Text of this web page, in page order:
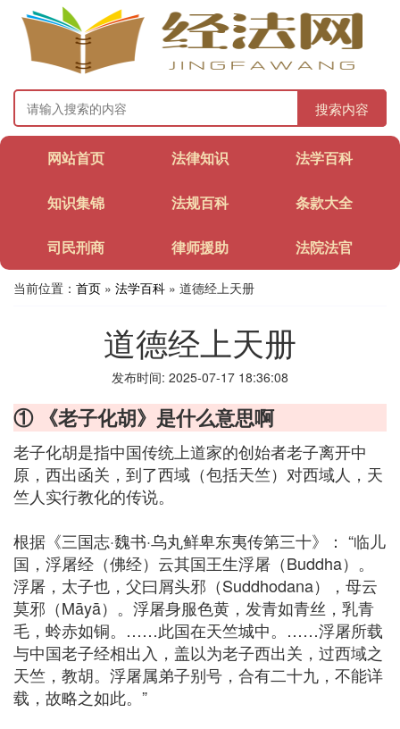
搜索内容
网站首页 法律知识 法学百科
知识集锦 法规百科 条款大全
司民刑商 律师援助 法院法官
当前位置： 首页 » 法学百科 » 道德经上天册
道德经上天册
发布时间: 2025-07-17 18:36:08
① 《老子化胡》是什么意思啊
老子化胡是指中国传统上道家的创始者老子离开中
原，西出函关，到了西域（包括天竺）对西域人，天
竺人实行教化的传说。
根据《三国志·魏书·乌丸鲜卑东夷传第三十》： “临儿
国，浮屠经（佛经）云其国王生浮屠（Buddha）。
浮屠，太子也，父曰屑头邪（Suddhodana），母云
莫邪（Māyā）。浮屠身服色黄，发青如青丝，乳青
毛，蛉赤如铜。……此国在天竺城中。……浮屠所载
与中国老子经相出入，盖以为老子西出关，过西域之
天竺，教胡。浮屠属弟子别号，合有二十九，不能详
载，故略之如此。”